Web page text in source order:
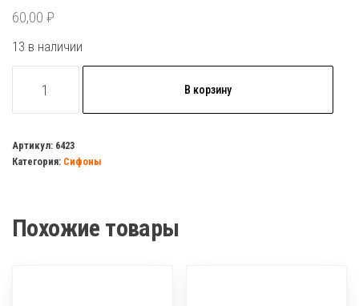
60,00 ₽
13 в наличии
товара
для
раковины(белое)
1
В корзину
Артикул: 6423
Категория: Сифоны
Похожие товары